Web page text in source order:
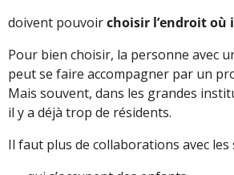
doivent pouvoirchoisir l’endroit où
Pour bien choisir, la personne avec
peut se faire accompagner par un
Mais souvent, dans les grandes
il y a déjà trop de résidents.
Il faut plus de collaborations avec les